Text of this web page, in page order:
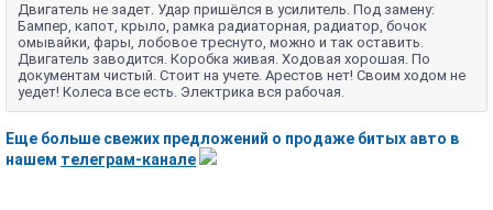
Двигатель не задет. Удар пришёлся в усилитель. Под замену:
Бампер, капот, крыло, рамка радиаторная, радиатор, бочок
омывайки, фары, лобовое треснуто, можно и так оставить.
Двигатель заводится. Коробка живая. Ходовая хорошая. По
документам чистый. Стоит на учете. Арестов нет! Своим ходом не
уедет! Колеса все есть. Электрика вся рабочая.
Еще больше свежих предложений о продаже битых авто в
нашем телеграм-канале